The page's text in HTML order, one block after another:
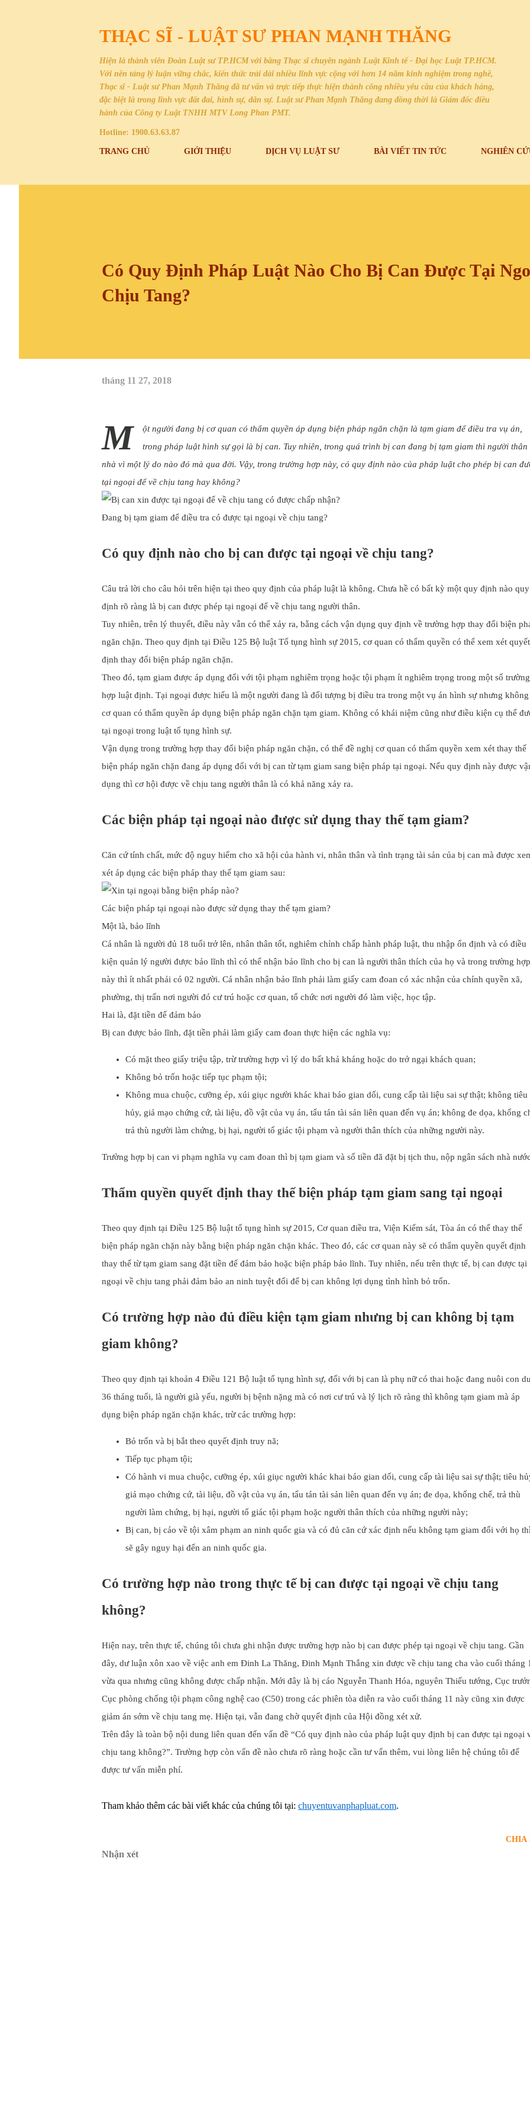
THẠC SĨ - LUẬT SƯ PHAN MẠNH THĂNG
Hiện là thành viên Đoàn Luật sư TP.HCM với bằng Thạc sĩ chuyên ngành Luật Kinh tế - Đại học Luật TP.HCM.
Với nền tảng lý luận vững chắc, kiến thức trải dài nhiều lĩnh vực cộng với hơn 14 năm kinh nghiệm trong nghề,
Thạc sĩ - Luật sư Phan Mạnh Thăng đã tư vấn và trực tiếp thực hiện thành công nhiều yêu cầu của khách hàng,
đặc biệt là trong lĩnh vực đất đai, hình sự, dân sự. Luật sư Phan Mạnh Thăng đang đồng thời là Giám đốc điều
hành của Công ty Luật TNHH MTV Long Phan PMT.
Hotline: 1900.63.63.87
TRANG CHỦ GIỚI THIỆU DỊCH VỤ LUẬT SƯ BÀI VIẾT TIN TỨC NGHIÊN
Có Quy Định Pháp Luật Nào Cho Bị Can Được Tại
Chịu Tang?
tháng 11 27, 2018
M
ột người đang bị cơ quan có thẩm quyền áp dụng biện pháp ngăn chặn là tạm giam để điều tra vụ án,
trong pháp luật hình sự gọi là bị can. Tuy nhiên, trong quá trình bị can đang bị tạm giam thì người thân
nhà vì một lý do nào đó mà qua đời. Vậy, trong trường hợp này, có quy định nào của pháp luật cho phép bị can
tại ngoại để về chịu tang hay không?
Đang bị tạm giam để điều tra có được tại ngoại về chịu tang?
Có quy định nào cho bị can được tại ngoại về chịu tang?
Câu trả lời cho câu hỏi trên hiện tại theo quy định của pháp luật là không. Chưa hề có bất kỳ một quy định nào quy
định rõ ràng là bị can được phép tại ngoại để về chịu tang người thân.
Tuy nhiên, trên lý thuyết, điều này vẫn có thể xảy ra, bằng cách vận dụng quy định về trường hợp thay đổi biện
ngăn chặn. Theo quy định tại Điều 125 Bộ luật Tố tụng hình sự 2015, cơ quan có thẩm quyền có thể xem xét quyết
định thay đổi biện pháp ngăn chặn.
Theo đó, tạm giam được áp dụng đối với tội phạm nghiêm trọng hoặc tội phạm ít nghiêm trọng trong một số trường
hợp luật định. Tại ngoại được hiểu là một người đang là đối tượng bị điều tra trong một vụ án hình sự nhưng
cơ quan có thẩm quyền áp dụng biện pháp ngăn chặn tạm giam. Không có khái niệm cũng như điều kiện cụ thể
tại ngoại trong luật tố tụng hình sự.
Vận dụng trong trường hợp thay đổi biện pháp ngăn chặn, có thể đề nghị cơ quan có thẩm quyền xem xét thay thế
biện pháp ngăn chặn đang áp dụng đối với bị can từ tạm giam sang biện pháp tại ngoại. Nếu quy định này được
dụng thì cơ hội được về chịu tang người thân là có khả năng xảy ra.
Các biện pháp tại ngoại nào được sử dụng thay thế tạm giam?
Căn cứ tính chất, mức độ nguy hiểm cho xã hội của hành vi, nhân thân và tình trạng tài sản của bị can mà được
xét áp dụng các biện pháp thay thế tạm giam sau:
Các biện pháp tại ngoại nào được sử dụng thay thế tạm giam?
Một là, bảo lĩnh
Cá nhân là người đủ 18 tuổi trở lên, nhân thân tốt, nghiêm chỉnh chấp hành pháp luật, thu nhập ổn định và có điều
kiện quản lý người được bảo lĩnh thì có thể nhận bảo lĩnh cho bị can là người thân thích của họ và trong trường hợp
này thì ít nhất phải có 02 người. Cá nhân nhận bảo lĩnh phải làm giấy cam đoan có xác nhận của chính quyền xã,
phường, thị trấn nơi người đó cư trú hoặc cơ quan, tổ chức nơi người đó làm việc, học tập.
Hai là, đặt tiền để đảm bảo
Bị can được bảo lĩnh, đặt tiền phải làm giấy cam đoan thực hiện các nghĩa vụ:
Có mặt theo giấy triệu tập, trừ trường hợp vì lý do bất khả kháng hoặc do trở ngại khách quan;
Không bỏ trốn hoặc tiếp tục phạm tội;
Không mua chuộc, cưỡng ép, xúi giục người khác khai báo gian dối, cung cấp tài liệu sai sự thật; không tiêu
hủy, giả mạo chứng cứ, tài liệu, đồ vật của vụ án, tẩu tán tài sản liên quan đến vụ án; không đe dọa, khống
trả thù người làm chứng, bị hại, người tố giác tội phạm và người thân thích của những người này.
Trường hợp bị can vi phạm nghĩa vụ cam đoan thì bị tạm giam và số tiền đã đặt bị tịch thu, nộp ngân sách nhà
Thẩm quyền quyết định thay thế biện pháp tạm giam sang tại ngoại
Theo quy định tại Điều 125 Bộ luật tố tụng hình sự 2015, Cơ quan điều tra, Viện Kiểm sát, Tòa án có thể thay thế
biện pháp ngăn chặn này bằng biện pháp ngăn chặn khác. Theo đó, các cơ quan này sẽ có thẩm quyền quyết định
thay thế từ tạm giam sang đặt tiền để đảm bảo hoặc biện pháp bảo lĩnh. Tuy nhiên, nếu trên thực tế, bị can được tại
ngoại về chịu tang phải đảm bảo an ninh tuyệt đối để bị can không lợi dụng tình hình bỏ trốn.
Có trường hợp nào đủ điều kiện tạm giam nhưng bị can không bị tạm
giam không?
Theo quy định tại khoản 4 Điều 121 Bộ luật tố tụng hình sự, đối với bị can là phụ nữ có thai hoặc đang nuôi con
36 tháng tuổi, là người già yếu, người bị bệnh nặng mà có nơi cư trú và lý lịch rõ ràng thì không tạm giam mà áp
dụng biện pháp ngăn chặn khác, trừ các trường hợp:
Bỏ trốn và bị bắt theo quyết định truy nã;
Tiếp tục phạm tội;
Có hành vi mua chuộc, cưỡng ép, xúi giục người khác khai báo gian dối, cung cấp tài liệu sai sự thật; tiêu
giả mạo chứng cứ, tài liệu, đồ vật của vụ án, tẩu tán tài sản liên quan đến vụ án; đe dọa, khống chế, trả thù
người làm chứng, bị hại, người tố giác tội phạm hoặc người thân thích của những người này;
Bị can, bị cáo về tội xâm phạm an ninh quốc gia và có đủ căn cứ xác định nếu không tạm giam đối với họ thì
sẽ gây nguy hại đến an ninh quốc gia.
Có trường hợp nào trong thực tế bị can được tại ngoại về chịu tang
không?
Hiện nay, trên thực tế, chúng tôi chưa ghi nhận được trường hợp nào bị can được phép tại ngoại về chịu tang. Gần
đây, dư luận xôn xao về việc anh em Đinh La Thăng, Đinh Mạnh Thắng xin được về chịu tang cha vào cuối tháng 1
vừa qua nhưng cũng không được chấp nhận. Mới đây là bị cáo Nguyễn Thanh Hóa, nguyên Thiếu tướng, Cục
Cục phòng chống tội phạm công nghệ cao (C50) trong các phiên tòa diễn ra vào cuối tháng 11 này cũng xin được
giảm án sớm về chịu tang mẹ. Hiện tại, vẫn đang chờ quyết định của Hội đồng xét xử.
Trên đây là toàn bộ nội dung liên quan đến vấn đề “Có quy định nào của pháp luật quy định bị can được tại ngoại
chịu tang không?”. Trường hợp còn vấn đề nào chưa rõ ràng hoặc cần tư vấn thêm, vui lòng liên hệ chúng tôi để
được tư vấn miễn phí.
Tham khảo thêm các bài viết khác của chúng tôi tại: chuyentuvanphapluat.com.
CHIA
Nhận xét